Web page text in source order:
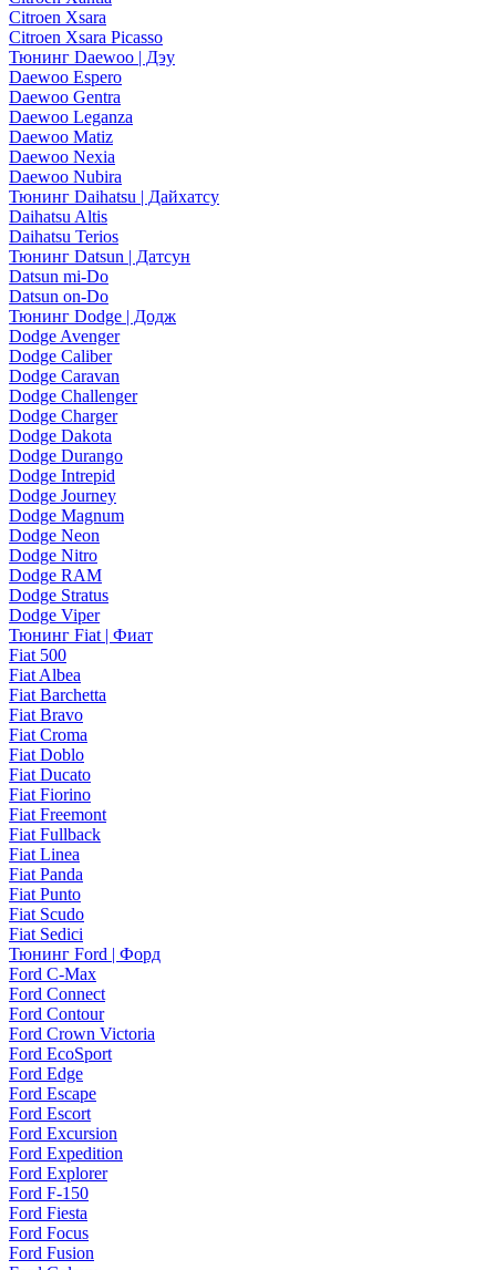
Citroen Xsara
Citroen Xsara Picasso
Тюнинг Daewoo | Дэу
Daewoo Espero
Daewoo Gentra
Daewoo Leganza
Daewoo Matiz
Daewoo Nexia
Daewoo Nubira
Тюнинг Daihatsu | Дайхатсу
Daihatsu Altis
Daihatsu Terios
Тюнинг Datsun | Датсун
Datsun mi-Do
Datsun on-Do
Тюнинг Dodge | Додж
Dodge Avenger
Dodge Caliber
Dodge Caravan
Dodge Challenger
Dodge Charger
Dodge Dakota
Dodge Durango
Dodge Intrepid
Dodge Journey
Dodge Magnum
Dodge Neon
Dodge Nitro
Dodge RAM
Dodge Stratus
Dodge Viper
Тюнинг Fiat | Фиат
Fiat 500
Fiat Albea
Fiat Barchetta
Fiat Bravo
Fiat Croma
Fiat Doblo
Fiat Ducato
Fiat Fiorino
Fiat Freemont
Fiat Fullback
Fiat Linea
Fiat Panda
Fiat Punto
Fiat Scudo
Fiat Sedici
Тюнинг Ford | Форд
Ford C-Max
Ford Connect
Ford Contour
Ford Crown Victoria
Ford EcoSport
Ford Edge
Ford Escape
Ford Escort
Ford Excursion
Ford Expedition
Ford Explorer
Ford F-150
Ford Fiesta
Ford Focus
Ford Fusion